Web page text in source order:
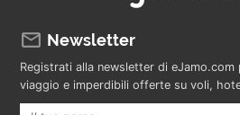
Newsletter
Registrati alla newsletter di eJamo.com
viaggio e imperdibili offerte su voli,